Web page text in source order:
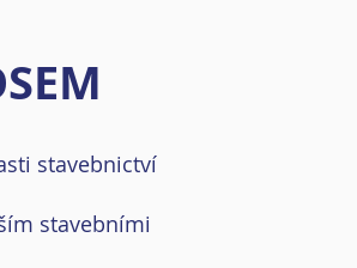
stavebnictví
stavebními